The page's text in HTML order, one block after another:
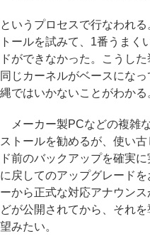
というプロセスで行なわれ
トールを試みて、1番うまく
ドができなかった。こうし
同じカーネルがベースにな
縄ではいかないことがわかる
メーカー製PCなどの複雑
ストールを勧めるが、使い
ド前のバックアップを確実
に戻してのアップグレード
ーから正式な対応アナウン
どが公開されてから、それ
望みたい。